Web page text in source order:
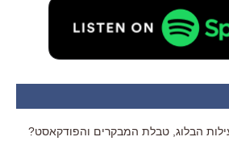
הבלוג, טבלת המבקרים והפודקאסט?